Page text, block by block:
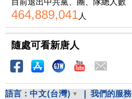
464,889,041人
隨處可看新唐人
語言： 中文(台灣) 我們的服務